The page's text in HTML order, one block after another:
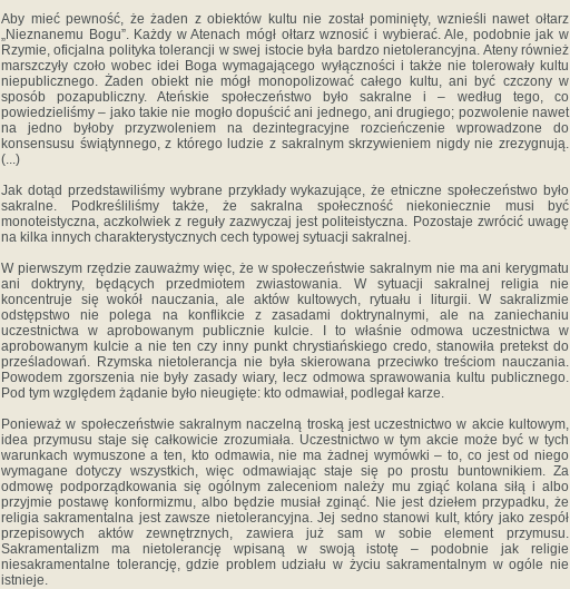
Aby mieć pewność, że żaden z obiektów kultu nie został pominięty, wznieśli nawet ołtarz
„Nieznanemu Bogu”. Każdy w Atenach mógł ołtarz wznosić i wybierać. Ale, podobnie jak w
Rzymie, oficjalna polityka tolerancji w swej istocie była bardzo nietolerancyjna. Ateny również
marszczyły czoło wobec idei Boga wymagającego wyłączności i także nie tolerowały kultu
niepublicznego. Żaden obiekt nie mógł monopolizować całego kultu, ani być czczony w
sposób pozapubliczny. Ateńskie społeczeństwo było sakralne i – według tego, co
powiedzieliśmy – jako takie nie mogło dopuścić ani jednego, ani drugiego; pozwolenie nawet
na jedno byłoby przyzwoleniem na dezintegracyjne rozcieńczenie wprowadzone do
konsensusu świątynnego, z którego ludzie z sakralnym skrzywieniem nigdy nie zrezygnują.
(...)
Jak dotąd przedstawiliśmy wybrane przykłady wykazujące, że etniczne społeczeństwo było
sakralne. Podkreśliliśmy także, że sakralna społeczność niekoniecznie musi być
monoteistyczna, aczkolwiek z reguły zazwyczaj jest politeistyczna. Pozostaje zwrócić uwagę
na kilka innych charakterystycznych cech typowej sytuacji sakralnej.
W pierwszym rzędzie zauważmy więc, że w społeczeństwie sakralnym nie ma ani kerygmatu
ani doktryny, będących przedmiotem zwiastowania. W sytuacji sakralnej religia nie
koncentruje się wokół nauczania, ale aktów kultowych, rytuału i liturgii. W sakralizmie
odstępstwo nie polega na konflikcie z zasadami doktrynalnymi, ale na zaniechaniu
uczestnictwa w aprobowanym publicznie kulcie. I to właśnie odmowa uczestnictwa w
aprobowanym kulcie a nie ten czy inny punkt chrystiańskiego credo, stanowiła pretekst do
prześladowań. Rzymska nietolerancja nie była skierowana przeciwko treściom nauczania.
Powodem zgorszenia nie były zasady wiary, lecz odmowa sprawowania kultu publicznego.
Pod tym względem żądanie było nieugięte: kto odmawiał, podlegał karze.
Ponieważ w społeczeństwie sakralnym naczelną troską jest uczestnictwo w akcie kultowym,
idea przymusu staje się całkowicie zrozumiała. Uczestnictwo w tym akcie może być w tych
warunkach wymuszone a ten, kto odmawia, nie ma żadnej wymówki – to, co jest od niego
wymagane dotyczy wszystkich, więc odmawiając staje się po prostu buntownikiem. Za
odmowę podporządkowania się ogólnym zaleceniom należy mu zgiąć kolana siłą i albo
przyjmie postawę konformizmu, albo będzie musiał zginąć. Nie jest dziełem przypadku, że
religia sakramentalna jest zawsze nietolerancyjna. Jej sedno stanowi kult, który jako zespół
przepisowych aktów zewnętrznych, zawiera już sam w sobie element przymusu.
Sakramentalizm ma nietolerancję wpisaną w swoją istotę – podobnie jak religie
niesakramentalne tolerancję, gdzie problem udziału w życiu sakramentalnym w ogóle nie
istnieje.